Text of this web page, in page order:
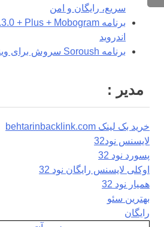
سریع، رایگان و امن
اندروید
برنامه Soroush سروش برای ویندوز و اندروید
مدیر :
خرید بک لینک behtarinbacklink.com
لایسنس نود32
پسورد نود 32
اوکلی لایسنس رایگان نود 32
همیار نود 32
بهترین سئو
رایگان